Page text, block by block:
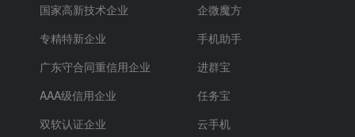
国家高新技术企业
专精特新企业
广东守合同重信用企业
AAA级信用企业
双软认证企业
企微魔方
手机助手
进群宝
任务宝
云手机